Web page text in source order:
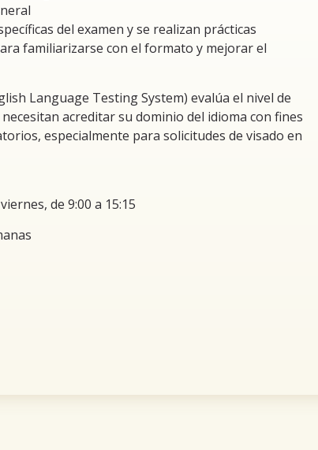
del examen y se realizan prácticas
familiarizarse con el formato y mejorar el
Language Testing System) evalúa el nivel de
acreditar su dominio del idioma con fines
especialmente para solicitudes de visado en
de 9:00 a 15:15